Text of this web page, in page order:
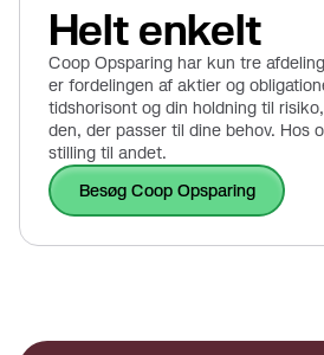
Helt enkelt
Coop Opsparing har kun tre
er fordelingen af aktier og
tidshorisont og din holdning til
den, der passer til dine behov. Hos
stilling til andet.
Besøg Coop Opsparing